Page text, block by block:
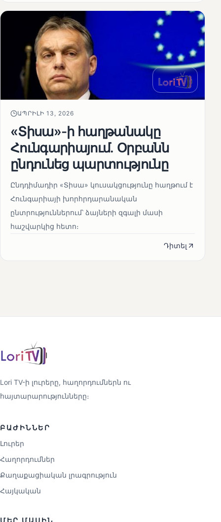
ԱՊՐԻԼԻ 13, 2026
«Տիսա»-ի հաղթանակը
Հունգարիայում․ Օրբանն
ընդունեց պարտությունը
Ընդդիմադիր «Տիսա» կուսակցությունը հաղթում է
Հունգարիայի խորհրդարանական
ընտրություններում՝ ձայների զգալի մասի
հաշվարկից հետո։
Դիտել
Lori TV-ի լուրերը, հաղորդումներն ու
հայտարարությունները։
ԲԱԺԻՆՆԵՐ
Լուրեր
Հաղորդումներ
Քաղաքացիական լրագրություն
Հայկական
ՄԵՐ ՄԱՍԻՆ